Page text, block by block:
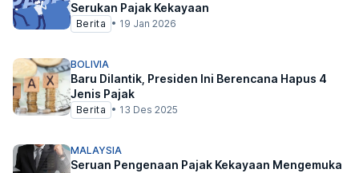
Serukan Pajak Kekayaan
Berita • 19 Jan 2026
BOLIVIA
Baru Dilantik, Presiden Ini Berencana Hapus 4
Jenis Pajak
Berita • 13 Des 2025
MALAYSIA
Seruan Pengenaan Pajak Kekayaan Mengemuka